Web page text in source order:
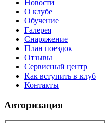
Новости
О клубе
Обучение
Галерея
Снаряжение
План поездок
Отзывы
Сервисный центр
Как вступить в клуб
Контакты
Авторизация